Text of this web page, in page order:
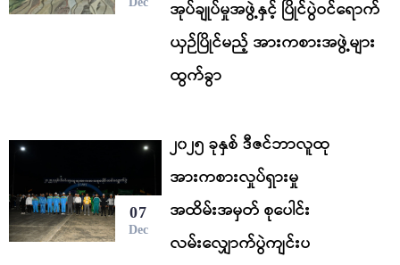
အုပ်ချုပ်မှုအဖွဲ့နှင့် ပြိုင်ပွဲဝင်ရောက်
ယှဉ်ပြိုင်မည့် အားကစားအဖွဲ့များ
ထွက်ခွာ
07
Dec
၂၀၂၅ ခုနှစ် ဒီဇင်ဘာလူထု
အားကစားလှုပ်ရှားမှု
အထိမ်းအမှတ် စုပေါင်း
လမ်းလျှောက်ပွဲကျင်းပ